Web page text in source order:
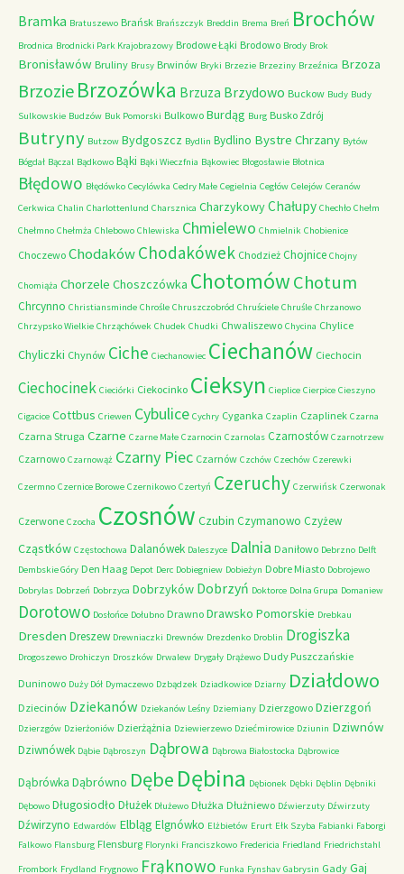
Bramka Bratuszewo Brańsk Brańszczyk Breddin Brema Breń Brochów
Brodnica Brodnicki Park Krajobrazowy Brodowe Łąki Brodowo Brody Brok
Bronisławów Bruliny Brusy Brwinów Bryki Brzezie Brzeziny Brzeźnica Brzoza
Brzozie Brzozówka Brzuza Brzydowo Buckow Budy Budy
Sulkowskie Budzów Buk Pomorski Bulkowo Burdąg Burg Busko Zdrój
Butryny Butzow Bydgoszcz Bydlin Bydlino Bystre Chrzany Bytów
Bógdał Bączal Bądkowo Bąki Bąki Wieczfnia Bąkowiec Błogosławie Błotnica
Błędowo Błędówko Cecylówka Cedry Małe Cegielnia Cegłów Celejów Ceranów
Cerkwica Chalin Charlottenlund Charsznica CharzykowyChałupy Chechło Chełm
Chełmno Chełmża Chlebowo Chlewiska Chmielewo Chmielnik Chobienice
Choczewo ChodakówChodakówek Chodzież Chojnice Chojny
Chomiąża Chorzele Choszczówka ChotomówChotum
Chrcynno Christiansminde Chrośle Chruszczobród Chruściele Chruśle Chrzanowo
Chrzypsko Wielkie Chrząchówek Chudek Chudki Chwaliszewo Chycina Chylice
Chyliczki Chynów Ciche Ciechanowiec Ciechanów Ciechocin
Ciechocinek Cieciórki Ciekocinko Cieksyn Cieplice Cierpice Cieszyno
Cigacice Cottbus Criewen Cybulice Cychry Cyganka Czaplin Czaplinek Czarna
Czarna Struga Czarne Czarne Małe Czarnocin Czarnolas Czarnostów Czarnotrzew
Czarnowo Czarnowąż Czarny Piec Czarnów Czchów Czechów Czerewki
Czermno Czernice Borowe Czernikowo Czertyń Czeruchy Czerwińsk Czerwonak
Czerwone Czocha Czosnów Czubin Czymanowo Czyżew
Cząstków Częstochowa Dalanówek Daleszyce Dalnia Daniłowo Debrzno Delft
Dembskie Góry Den Haag Depot Derc Dobiegniew Dobieżyn Dobre Miasto Dobrojewo
Dobrylas Dobrzeń Dobrzyca Dobrzyków Dobrzyń Doktorce Dolna Grupa Domaniew
Dorotowo Dosłońce Dołubno Drawno Drawsko Pomorskie Drebkau
Dresden Dreszew Drewniaczki Drewnów Drezdenko Droblin Drogiszka
Drogoszewo Drohiczyn Droszków Drwalew Drygały Drążewo Dudy Puszczańskie
Duninowo Duży Dół Dymaczewo Dzbądzek Dziadkowice Dziarny Działdowo
Dziecinów Dziekanów Dziekanów Leśny Dziemiany Dzierzgowo Dzierzgoń
Dzierzgów Dzierżoniów Dzierżążnia Dziewierzewo Dziećmirowice Dziunin Dziwnów
Dziwnówek Dąbie Dąbroszyn Dąbrowa Dąbrowa Białostocka Dąbrowice
Dąbrówka Dąbrówno Dębe Dębina Dębionek Dębki Dęblin Dębniki
Dębowo Długosiodło Dłużek Dłużewo Dłużka Dłużniewo Dźwierzuty Dźwirzuty
Dźwirzyno Edwardów Elbląg Elgnówko Elżbietów Erurt Ełk Szyba Fabianki Faborgi
Falkowo Flansburg Flensburg Florynki Franciszkowo Fredericia Friedland Friedrichstahl
Frombork Frydland Frygnowo Frąknowo Funka Fynshav Gabrysin Gady Gaj